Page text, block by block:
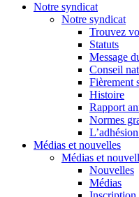
Notre syndicat
Notre syndicat
Trouvez
Statuts
Message
Conseil
Fièrement
Histoire
Rapport
Normes
Médias et nouvelles
Médias et
Nouvelles
Médias